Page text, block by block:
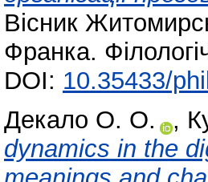
Вісник
Франка.
DOI: 10.35433/
Декало О. О.
,
dynamics in the